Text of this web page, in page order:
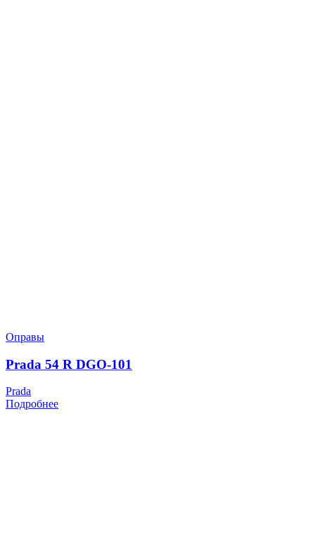
Оправы
Prada 54 R DGO-101
Prada
Подробнее